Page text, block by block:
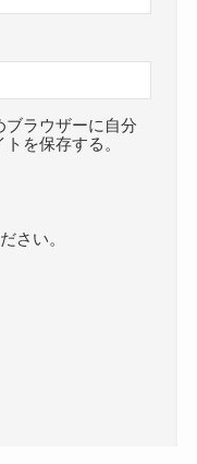
ブラウザーに自分
を保存する。
さい。